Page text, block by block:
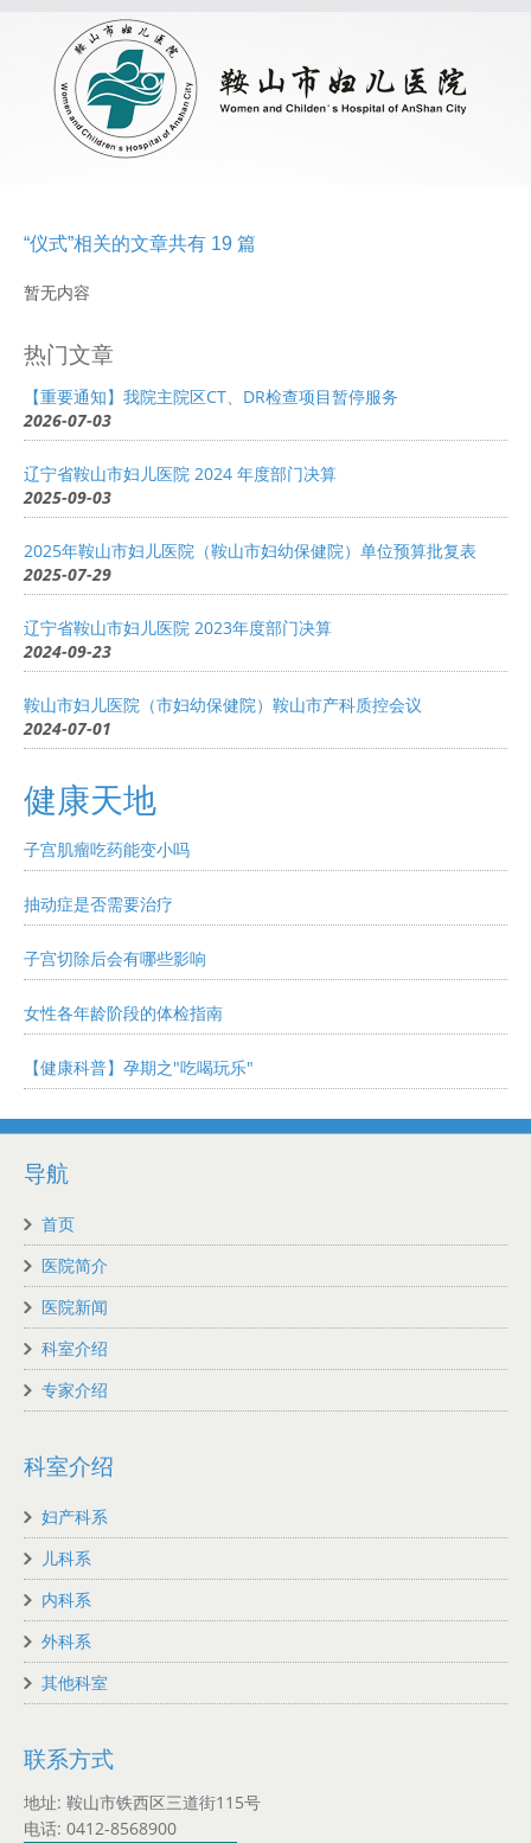
“仪式”相关的文章共有 19 篇
暂无内容
热门文章
【重要通知】我院主院区CT、DR检查项目暂停服务
2026-07-03
辽宁省鞍山市妇儿医院 2024 年度部门决算
2025-09-03
2025年鞍山市妇儿医院（鞍山市妇幼保健院）单位预算批复表
2025-07-29
辽宁省鞍山市妇儿医院 2023年度部门决算
2024-09-23
鞍山市妇儿医院（市妇幼保健院）鞍山市产科质控会议
2024-07-01
健康天地
子宫肌瘤吃药能变小吗
抽动症是否需要治疗
子宫切除后会有哪些影响
女性各年龄阶段的体检指南
【健康科普】孕期之"吃喝玩乐"
导航
首页
医院简介
医院新闻
科室介绍
专家介绍
科室介绍
妇产科系
儿科系
内科系
外科系
其他科室
联系方式
地址: 鞍山市铁西区三道街115号
电话: 0412-8568900